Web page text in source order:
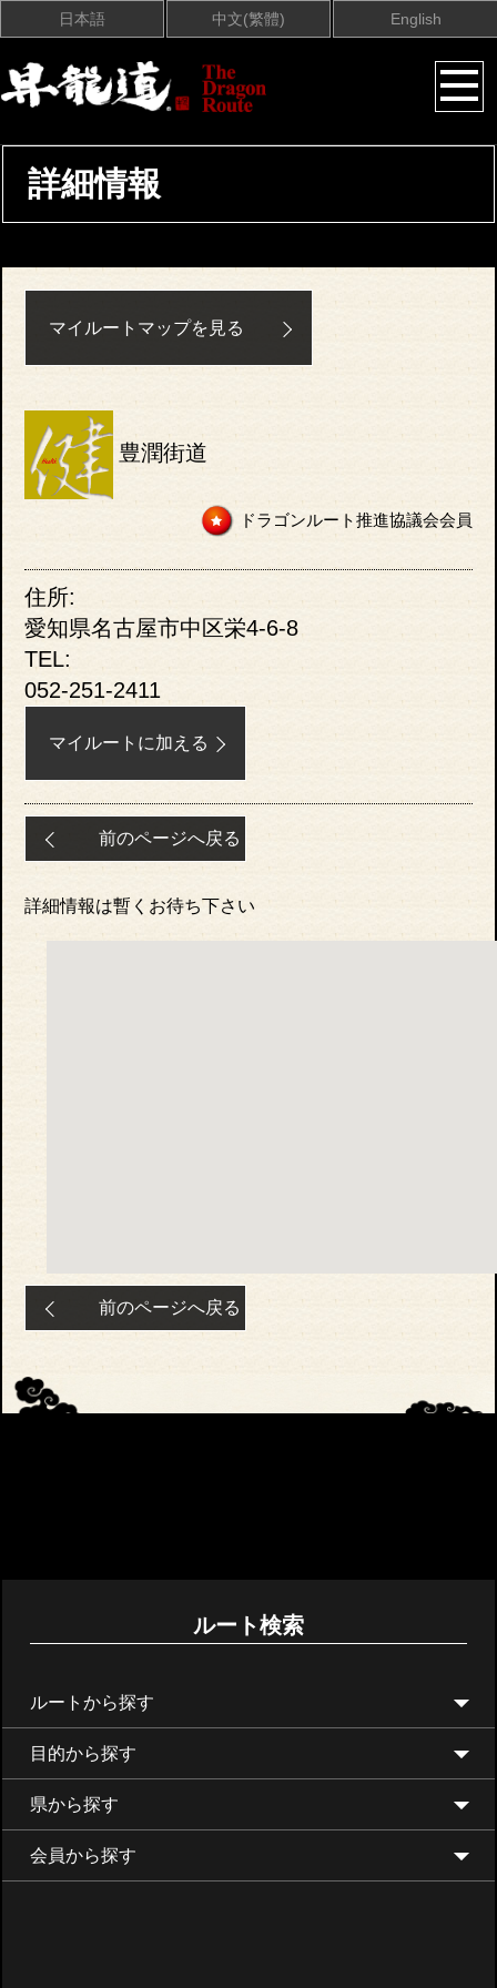
日本語 中文(繁體) English
詳細情報
マイルートマップを見る
豊潤街道
ドラゴンルート推進協議会会員
住所:
愛知県名古屋市中区栄4-6-8
TEL:
052-251-2411
マイルートに加える
前のページへ戻る
詳細情報は暫くお待ち下さい
前のページへ戻る
ルート検索
ルートから探す
目的から探す
県から探す
会員から探す